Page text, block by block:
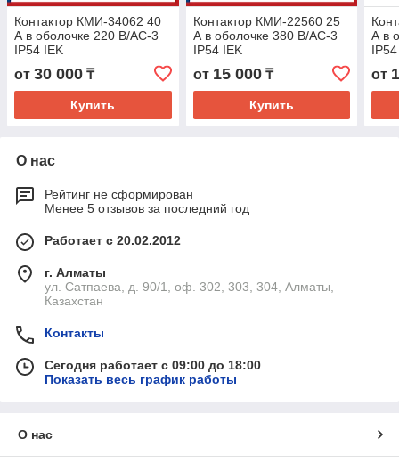
Контактор КМИ-34062 40
А в оболочке 220 В/АС-3
IP54 IEK
от 30 000 ₸
Купить
Контактор КМИ-22560 25
А в оболочке 380 В/АС-3
IP54 IEK
от 15 000₸
Купить
А в
от
О нас
Рейтинг не сформирован
Менее 5 отзывов за последний год
Работает с 20.02.2012
г. Алматы
ул. Сатпаева, д. 90/1, оф. 302, 303, 304, Алматы,
Казахстан
Контакты
Сегодня работает с 09:00 до 18:00
Показать весь график работы
О нас